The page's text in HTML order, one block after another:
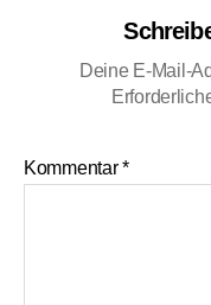
Deine E-Mail-
Kommentar*